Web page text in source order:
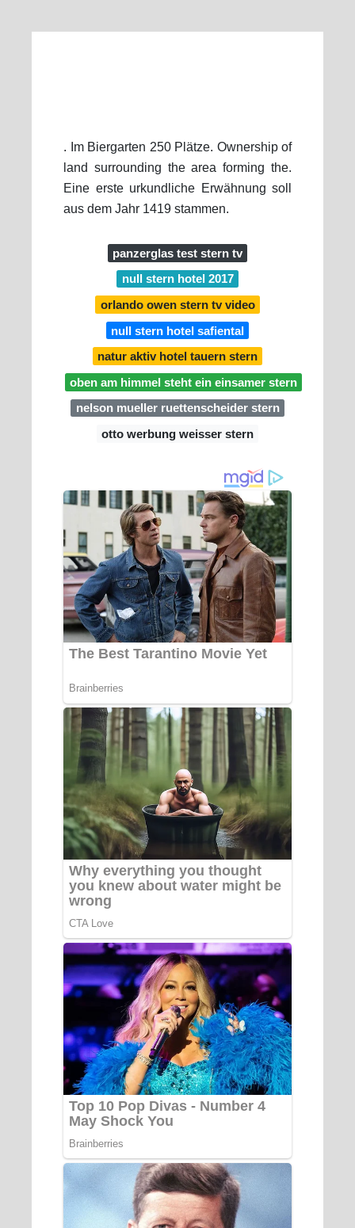
. Im Biergarten 250 Plätze. Ownership of
land surrounding the area forming the.
Eine erste urkundliche Erwähnung soll
aus dem Jahr 1419 stammen.
panzerglas test stern tv
null stern hotel 2017
orlando owen stern tv video
null stern hotel safiental
natur aktiv hotel tauern stern
oben am himmel steht ein einsamer stern
nelson mueller ruettenscheider stern
otto werbung weisser stern